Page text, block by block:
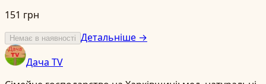
151 грн
Немає в наявності Детальніше →
Дача TV